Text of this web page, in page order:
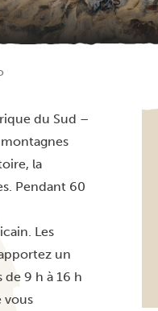
du Sud –
la
Pendant 60
Les
un
9 h à 16 h
vous